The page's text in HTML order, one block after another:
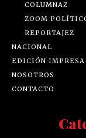
COLUMNAZ
ZOOM
REPORTAJEZ
NACIONAL
EDICIÓN IMPRESA
NOSOTROS
CONTACTO